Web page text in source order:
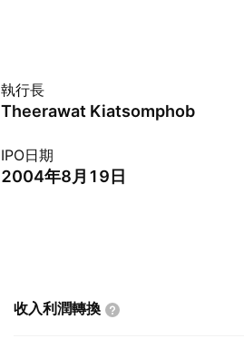
執行長
Theerawat Kiatsomphob
IPO日期
2004年8月19日
收入利潤轉換